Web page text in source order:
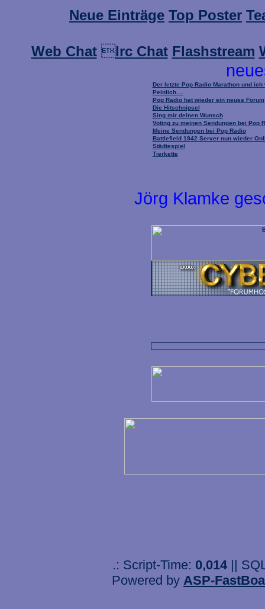
Neue Einträge Top Poster
Web ChatIrc Chat Flashstream
Der letzte Pop Radio Marathon und
Peinlich....
Pop Radio hat wieder ein neues Forum
Die Hitschnipsel
Sing mir deinen Wunsch
Voting zu meinen Sendungen bei Pop
Meine Sendungen bei Pop Radio
Battlefield 1942 Server nun wieder
Städtespiel
Tierkette
Jörg Klamke
.: Script-Time: 0,014 ||
Powered by ASP-